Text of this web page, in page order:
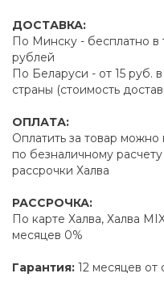
ДОСТАВКА:
По Минску - бесплатно в
рублей
По Беларуси - от 15 руб.
страны (стоимость
ОПЛАТА:
Оплатить за товар
по безналичному
рассрочки Халва
РАССРОЧКА:
По карте Халва, Халва
месяцев 0%
Гарантия: 12 месяцев от